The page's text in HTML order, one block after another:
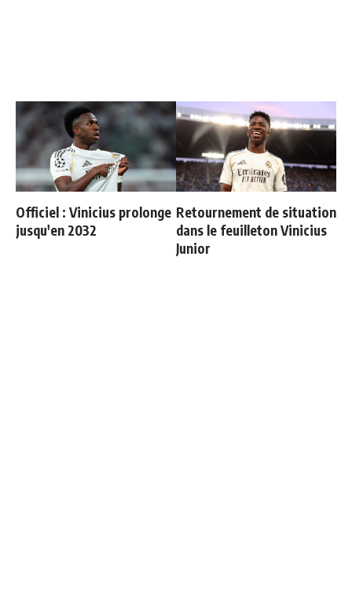
Officiel : Vinicius prolonge
jusqu'en 2032
Retournement de situation
dans le feuilleton Vinicius
Junior